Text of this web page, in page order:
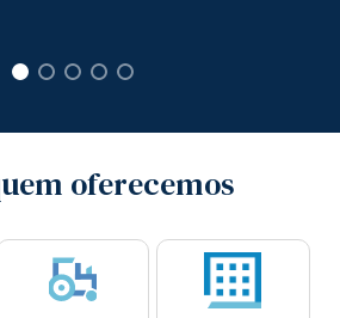
oferecemos